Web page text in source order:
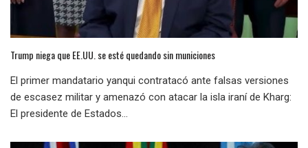
Trump niega que EE.UU. se esté quedando sin municiones
El primer mandatario yanqui contratacó ante falsas versiones
de escasez militar y amenazó con atacar la isla iraní de Kharg:
El presidente de Estados...